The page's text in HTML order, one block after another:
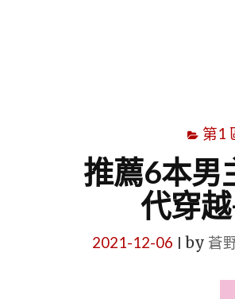
第1
推薦6本男
代穿
2021-12-06 by 蒼